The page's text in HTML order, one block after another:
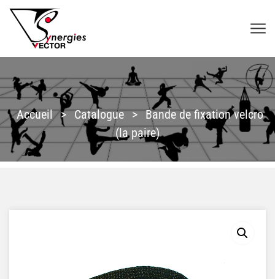
Aller au contenu
SYNERGIES VECTOR
Accueil > Catalogue > Bande de fixation velcro
(la paire)